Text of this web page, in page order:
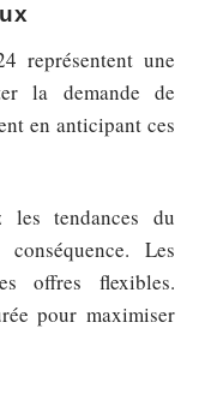
représentent une
la demande de
en anticipant ces
les tendances du
Les
offres flexibles.
pour maximiser